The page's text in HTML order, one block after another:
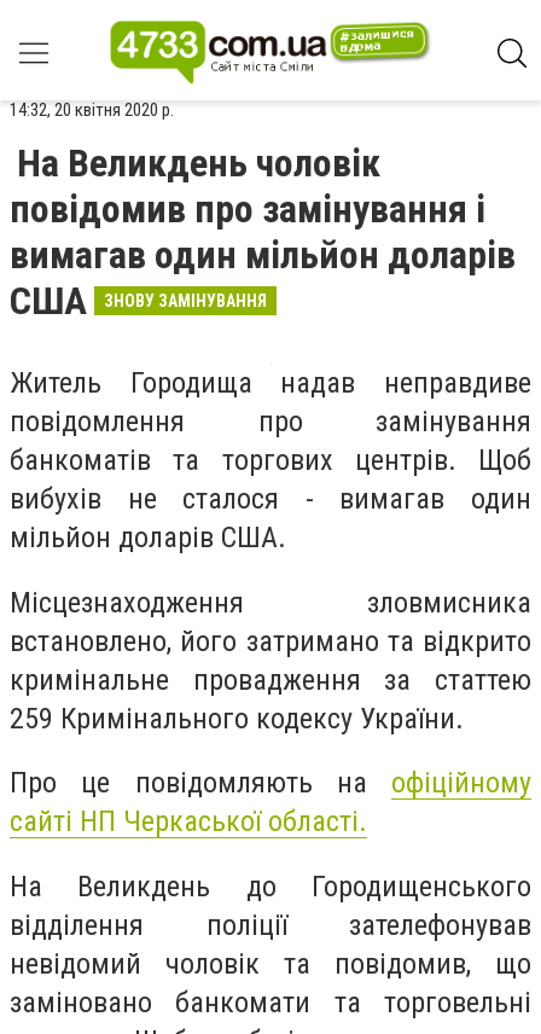
14:32, 20 квітня 2020 р.
На Великдень чоловік
повідомив про замінування і
вимагав один мільйон доларів
США
ЗНОВУ ЗАМІНУВАННЯ
Житель Городища надав неправдиве
повідомлення про замінування
банкоматів та торгових центрів. Щоб
вибухів не сталося - вимагав один
мільйон доларів США.
Місцезнаходження зловмисника
встановлено, його затримано та відкрито
кримінальне провадження за статтею
259 Кримінального кодексу України.
Про це повідомляють на офіційному
сайті НП Черкаської області.
На Великдень до Городищенського
відділення поліції зателефонував
невідомий чоловік та повідомив, що
заміновано банкомати та торговельні